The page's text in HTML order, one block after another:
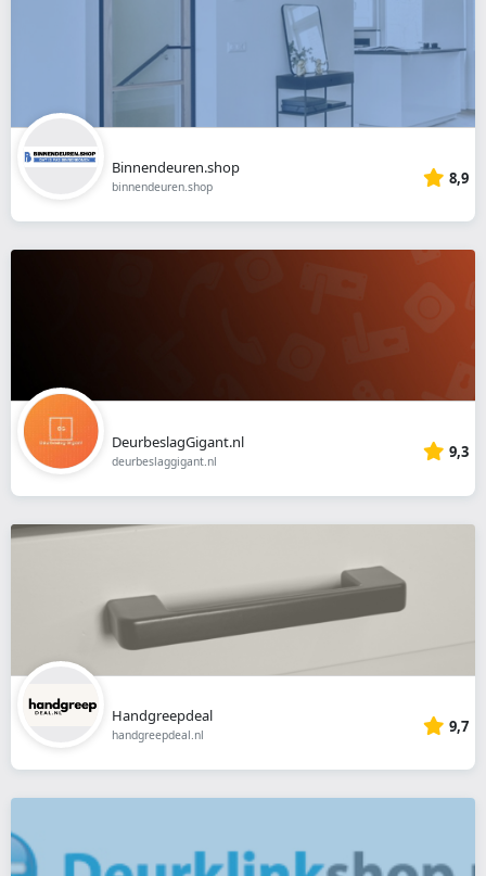
Binnendeuren.shop
binnendeuren.shop 8,9
DeurbeslagGigant.nl
deurbeslaggigant.nl 9,3
Handgreepdeal
handgreepdeal.nl 9,7